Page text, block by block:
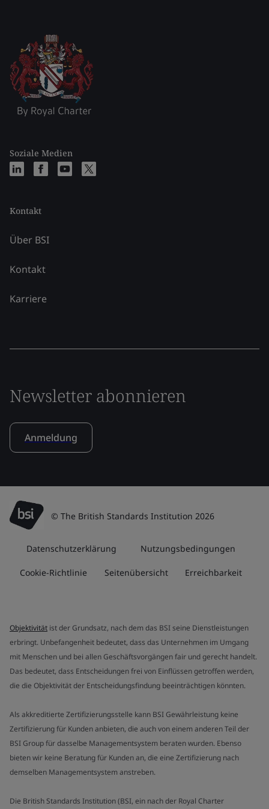
Soziale Medien
Kontakt
Über BSI
Kontakt
Karriere
Newsletter abonnieren
Anmeldung
© The British Standards Institution 2026
Datenschutzerklärung Nutzungsbedingungen
Cookie-Richtlinie Seitenübersicht Erreichbarkeit
Objektivität ist der Grundsatz, nach dem das BSI seine Dienstleistungen
erbringt. Unbefangenheit bedeutet, dass das Unternehmen im Umgang
mit Menschen und bei allen Geschäftsvorgängen fair und gerecht handelt.
Das bedeutet, dass Entscheidungen frei von Einflüssen getroffen werden,
die die Objektivität der Entscheidungsfindung beeinträchtigen könnten.
Als akkreditierte Zertifizierungsstelle kann BSI Gewährleistung keine
Zertifizierung für Kunden anbieten, die auch von einem anderen Teil der
BSI Group für dasselbe Managementsystem beraten wurden. Ebenso
bieten wir keine Beratung für Kunden an, die eine Zertifizierung nach
demselben Managementsystem anstreben.
Die British Standards Institution (BSI, ein nach der Royal Charter